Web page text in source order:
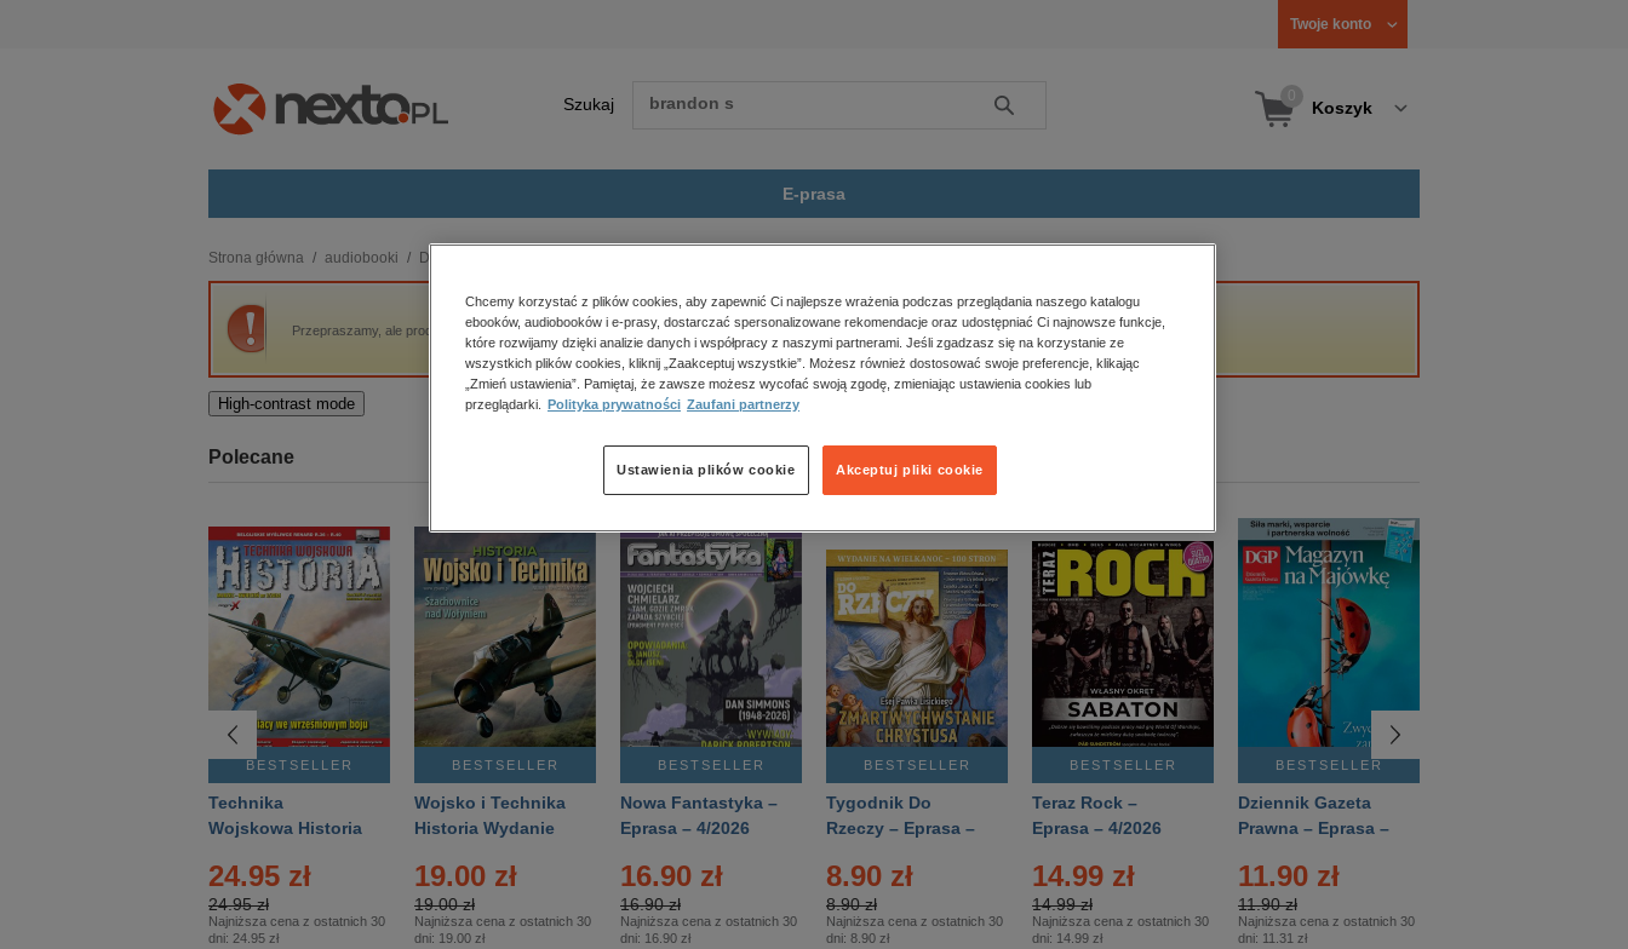
Twoje konto
Szukaj Szukaj Koszyk
E-prasa
budownictwo, aranżacja wnętrz
biznesowe, branżowe, gospodarka
darmowe wydania
edukacja
kobiece, lifestyle, kultura
polityka, społeczno-informacyjne
psychologiczne
inne
popularno-naukowe
historia
zdrowie
religie
Strona główna audiobooki Dla dzieci i młodzieży
Przepraszamy, ale produkt „Efekt Ellie” nie jest dostępny.
High-contrast mode
Polecane
BESTSELLER
Technika
Wojskowa Historia
24.95 zł
24.95 zł
Najniższa cena z ostatnich 30
dni: 24.95 zł
BESTSELLER
Wojsko i Technika
Historia Wydanie
– 2/2026
19.00 zł
19.00 zł
Najniższa cena z ostatnich 30
dni: 19.00 zł
BESTSELLER
Nowa Fantastyka –
Eprasa – 4/2026
16.90 zł
16.90 zł
Najniższa cena z ostatnich 30
dni: 16.90 zł
BESTSELLER
Tygodnik Do
Rzeczy – Eprasa –
8.90 zł
8.90 zł
Najniższa cena z ostatnich 30
dni: 8.90 zł
BESTSELLER
Teraz Rock –
Eprasa – 4/2026
14.99 zł
14.99 zł
Najniższa cena z ostatnich 30
dni: 14.99 zł
BESTSELLER
Dziennik Gazeta
Prawna – Eprasa –
11.90 zł
11.90 zł
Najniższa cena z ostatnich 30
dni: 11.31 zł
Chcemy korzystać z plików cookies, aby zapewnić Ci najlepsze wrażenia podczas przeglądania naszego katalogu
ebooków, audiobooków i e-prasy, dostarczać spersonalizowane rekomendacje oraz udostępniać Ci najnowsze funkcje,
które rozwijamy dzięki analizie danych i współpracy z naszymi partnerami. Jeśli zgadzasz się na korzystanie ze
wszystkich plików cookies, kliknij „Zaakceptuj wszystkie”. Możesz również dostosować swoje preferencje, klikając
„Zmień ustawienia”. Pamiętaj, że zawsze możesz wycofać swoją zgodę, zmieniając ustawienia cookies lub
przeglądarki.
Polityka prywatności Zaufani partnerzy
Akceptuj pliki cookie
Ustawienia plików cookie